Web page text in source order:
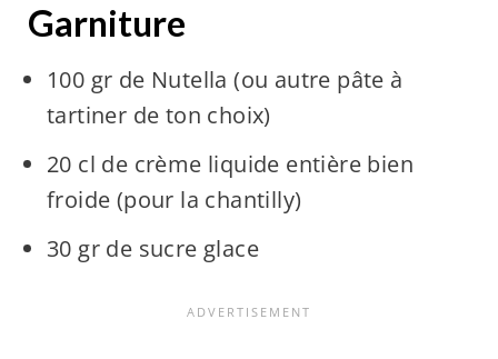
Garniture
100 gr de Nutella (ou autre pâte à
tartiner de ton choix)
20 cl de crème liquide entière bien
froide (pour la chantilly)
30 gr de sucre glace